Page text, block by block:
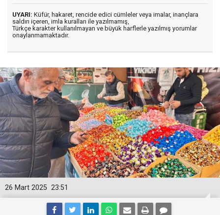
UYARI: Küfür, hakaret, rencide edici cümleler veya imalar, inançlara
saldırı içeren, imla kuralları ile yazılmamış,
Türkçe karakter kullanılmayan ve büyük harflerle yazılmış yorumlar
onaylanmamaktadır.
23:51
26 Mart 2025